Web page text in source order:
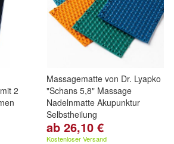
2
Massagematte von Dr. Lyapko
"Schans 5,8" Massage
Nadelnmatte Akupunktur
Selbstheilung
ab 26,10 €
Kostenloser Versand